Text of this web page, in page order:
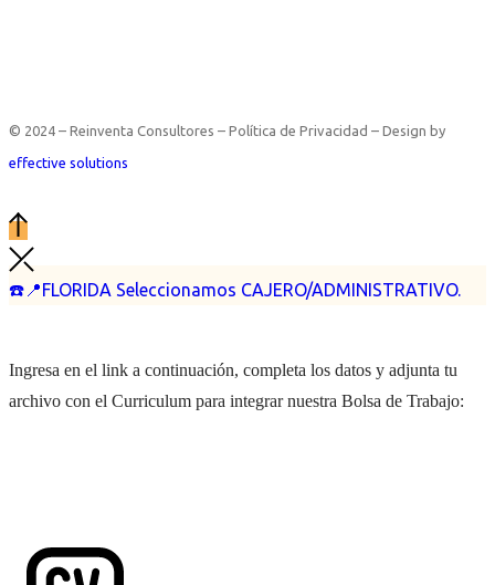
☎️📍FLORIDA Seleccionamos CAJERO/ADMINISTRATIVO.
© 2024 – Reinventa Consultores – Política de Privacidad – Design by
effective solutions
Ingresa en el link a continuación, completa los datos y adjunta tu
archivo con el Curriculum para integrar nuestra Bolsa de Trabajo: